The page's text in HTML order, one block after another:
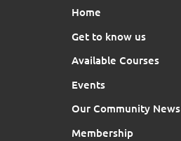
Home
Get to know us
Available Courses
Events
Our Community News
Membership